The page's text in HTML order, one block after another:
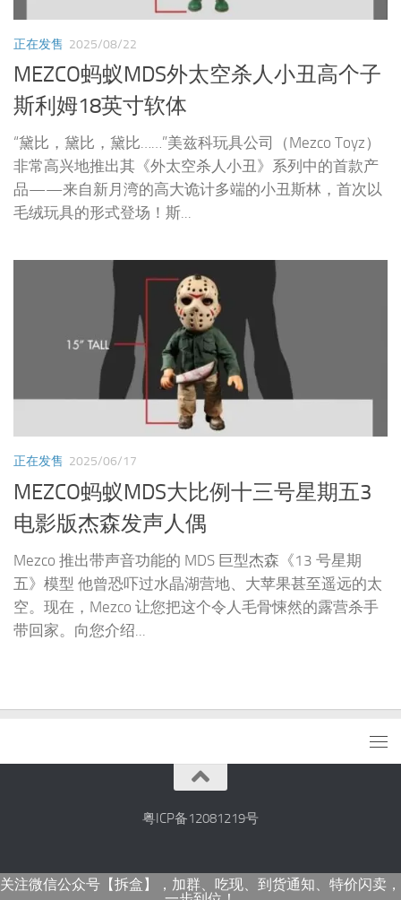
正在发售 2025/08/22
MEZCO蚂蚁MDS外太空杀人小丑高个子
斯利姆18英寸软体
“黛比，黛比，黛比……”美兹科玩具公司（Mezco Toyz）
非常高兴地推出其《外太空杀人小丑》系列中的首款产
品——来自新月湾的高大诡计多端的小丑斯林，首次以
毛绒玩具的形式登场！斯...
正在发售 2025/06/17
MEZCO蚂蚁MDS大比例十三号星期五3
电影版杰森发声人偶
Mezco 推出带声音功能的 MDS 巨型杰森《13 号星期
五》模型 他曾恐吓过水晶湖营地、大苹果甚至遥远的太
空。现在，Mezco 让您把这个令人毛骨悚然的露营杀手
带回家。向您介绍...
粤ICP备12081219号
关注微信公众号【拆盒】，加群、吃现、到货通知、特价闪卖，